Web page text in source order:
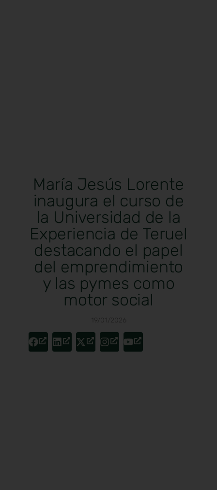
María Jesús Lorente
inaugura el curso de
la Universidad de la
Experiencia de Teruel
destacando el papel
del emprendimiento
y las pymes como
motor social
19/01/2026